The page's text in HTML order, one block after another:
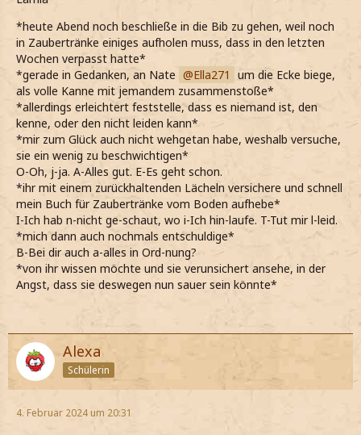
zweifelt, gleicht der Meereswoge, die vom Winde hin und
her getrieben wird*
*man so viel hinein interpretieren kann, und das
unglaublich spannend finde*
*ganz in Gedanken bin und in ein Mädchen Claire Lilith
Lestrange hineinlaufe, die etwas älter als ich zu sein
scheint*
Oh, tut mir so leid - Ist alles in Ordnung bei dir?
*sie sofort besorgt frage*
*heute Abend noch beschließe in die Bib zu gehen, weil noch
in Zaubertränke einiges aufholen muss, dass in den letzten
Wochen verpasst hatte*
*gerade in Gedanken, an Nate
Ella271
um die Ecke biege,
als volle Kanne mit jemandem zusammenstoße*
*allerdings erleichtert feststelle, dass es niemand ist, den
kenne, oder den nicht leiden kann*
*mir zum Glück auch nicht wehgetan habe, weshalb versuche,
sie ein wenig zu beschwichtigen*
O-Oh, j-ja. A-Alles gut. E-Es geht schon.
*ihr mit einem zurückhaltenden Lächeln versichere und schnell
mein Buch für Zaubertränke vom Boden aufhebe*
I-Ich hab n-nicht ge-schaut, wo i-Ich hin-laufe. T-Tut mir l-leid.
*mich dann auch nochmals entschuldige*
B-Bei dir auch a-alles in Ord-nung?
*von ihr wissen möchte und sie verunsichert ansehe, in der
Angst, dass sie deswegen nun sauer sein könnte*
Alexa
Schülerin
4. Februar 2024 um 20:31